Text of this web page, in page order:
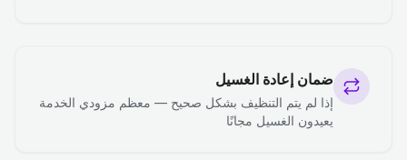
ضمان إعادة الغسيل
إذا لم يتم التنظيف بشكل صحيح — معظم مزودي الخدمة
يعيدون الغسيل مجانًا